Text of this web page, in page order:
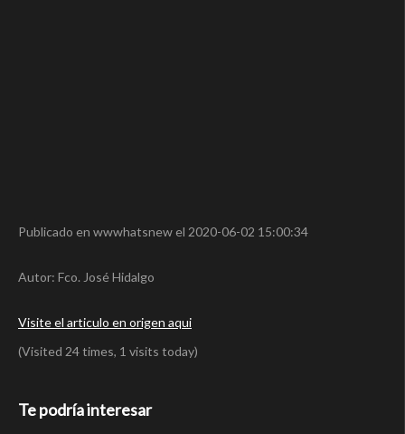
Publicado en wwwhatsnew el 2020-06-02 15:00:34
Autor: Fco. José Hidalgo
Visite el articulo en origen aqui
(Visited 24 times, 1 visits today)
Te podría interesar